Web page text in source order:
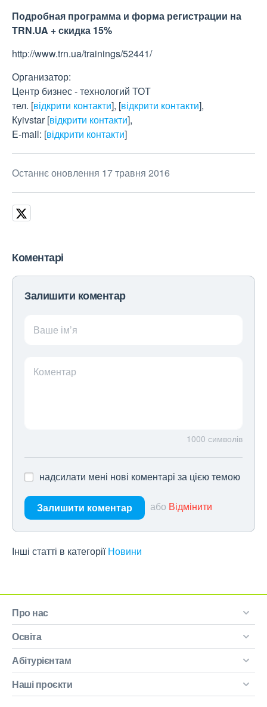
Подробная программа и форма регистрации на
TRN.UA + скидка 15%
http://www.trn.ua/trainings/52441/
Организатор:
Центр бизнес - технологий ТОТ
тел. [відкрити контакти], [відкрити контакти],
Кyivstar[відкрити контакти],
E-mail: [відкрити контакти]
Останнє оновлення 17 травня 2016
Коментарі
Залишити коментар
Ваше ім’я
Коментар
1000 символів
надсилати мені нові коментарі за цією темою
Залишити коментар або Відмінити
Інші статті в категорії Новини
Про нас
Освіта
Абітурієнтам
Наші проєкти